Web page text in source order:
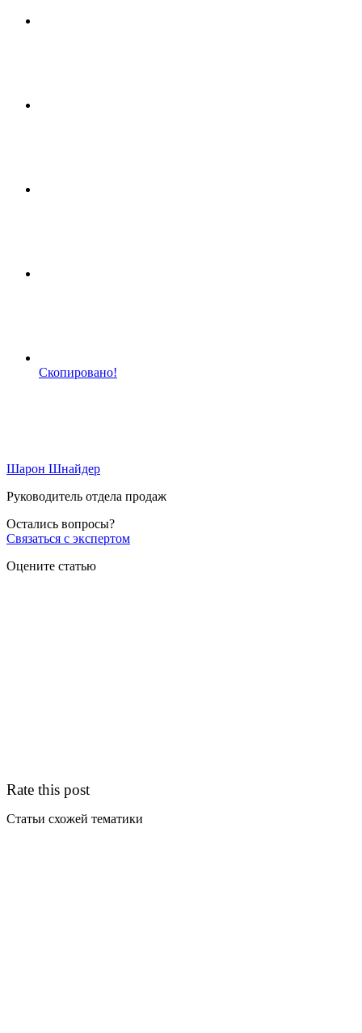
Скопировано!
Шарон Шнайдер
Руководитель отдела продаж
Остались вопросы?
Связаться с экспертом
Оцените статью
Rate this post
Статьи схожей тематики